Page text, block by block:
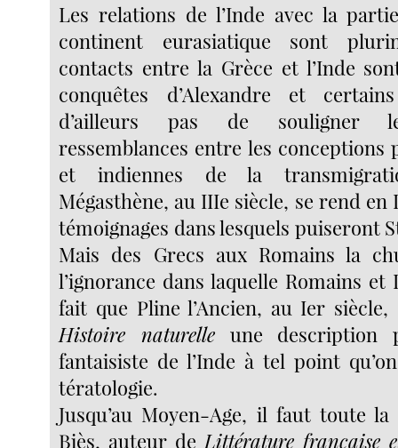
Les relations de l’Inde avec la
continent eurasiatique sont
contacts entre la Grèce et l’Inde
conquêtes d’Alexandre et
d’ailleurs pas de souligner
ressemblances entre les conceptions
et indiennes de la
Mégasthène, au IIIe siècle, se rend en
témoignages dans lesquels puiseront
Mais des Grecs aux Romains la
l’ignorance dans laquelle Romains
fait que Pline l’Ancien, au Ier
Histoire naturelleune description
fantaisiste de l’Inde à tel point
tératologie.
Jusqu’au Moyen-Age, il faut toute la
Biès, auteur deLittérature française